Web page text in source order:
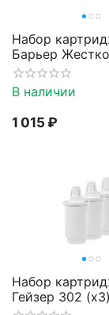
Набор
Барьер
(x2)
В наличии
1 015 ₽
Набор
Гейзер 302 (х3)